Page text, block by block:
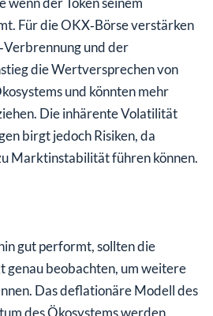
Für die OKX‑Börse verstärken
und der
die Wertversprechen von
und könnten mehr
Die inhärente Volatilität
birgt jedoch Risiken, da
Marktinstabilität führen können.
gut performt, sollten die
genau beobachten, um weitere
Das deflationäre Modell des
des Ökosystems werden